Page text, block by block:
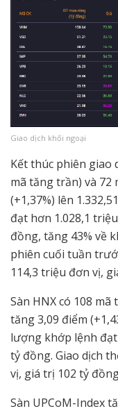
Giao dịch khối ngoại
Kết thúc phiên giao
mã tăng trần) và 72
(+1,37%) lên
đạt hơn 1.028,1
đồng, tăng 43% về
phiên cuối tuần
114,3 triệu đơn vị,
Sàn HNX có 108
tăng 3,09 điểm
lượng khớp lệnh
tỷ đồng. Giao dịch
vị, giá trị 102 tỷ
Sàn UPCoM-Index